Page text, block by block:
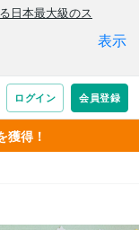
獲得！